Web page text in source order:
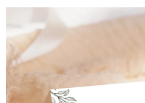
produktu
0,0
z
hvězdiček.